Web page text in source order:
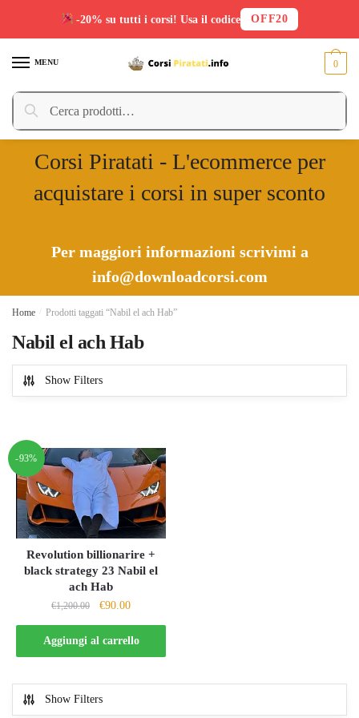
MENU
Cerca:
Cerca
0
Corsi Piratati - L'ecommerce per
acquistare i corsi in super sconto
Per maggiori informazioni scrivimi a
info@downloadcorsi.com
Home Prodotti taggati “Nabil el ach Hab”
Nabil el ach Hab
Show Filters
-93%
Revolution billionarire +
black strategy 23 Nabil el
ach Hab
€1,200.00
Il
prezzo
originale
era:
€90.00Il
prezzo
attuale
è:
Aggiungi al carrello
Show Filters
-20% su tutti i corsi! Usa il codice OFF20